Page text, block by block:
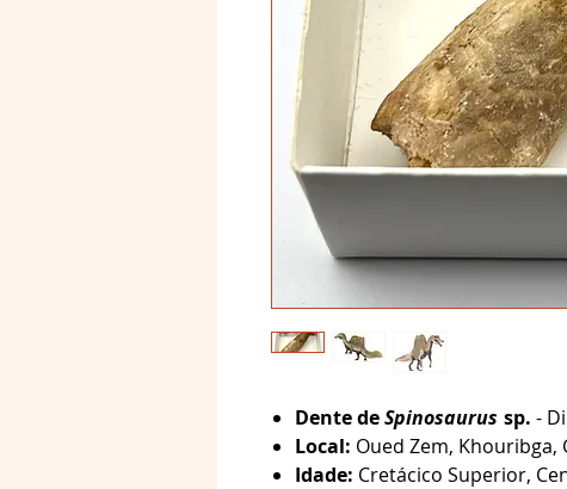
Dente deSpinosaurus sp. -
Local: Oued Zem,
Idade: Cretácico Superior,